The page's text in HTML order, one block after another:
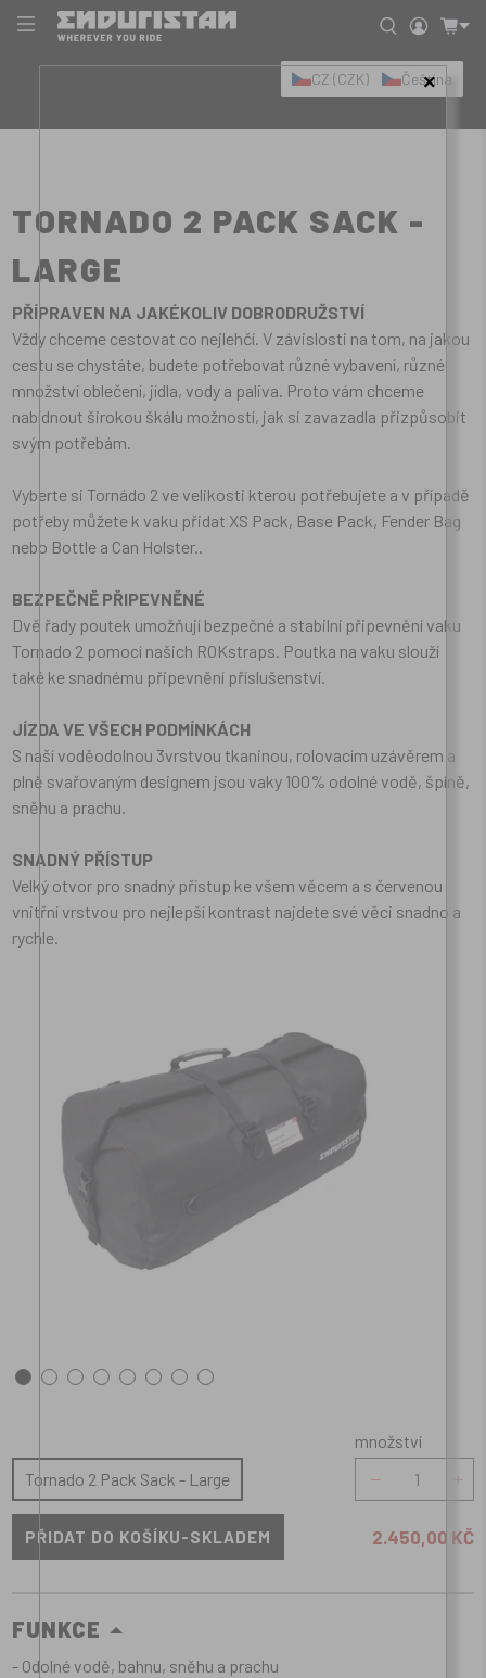
Tornado 2 Pack Sack - Large
množství
množství
2.450,00 KČ
TORNADO 2 PACK SACK -
LARGE
PŘÍPRAVEN NA JAKÉKOLIV DOBRODRUŽSTVÍ
Vždy chceme cestovat co nejlehčí. V závislosti na tom, na jakou
cestu se chystáte, budete potřebovat různé vybavení, různé
množství oblečení, jídla, vody a paliva. Proto vám chceme
nabídnout širokou škálu možností, jak si zavazadla přizpůsobit
svým potřebám.
Vyberte si Tornádo 2 ve velikosti kterou potřebujete a v případě
potřeby můžete k vaku přidat XS Pack, Base Pack, Fender Bag
nebo Bottle a Can Holster..
BEZPEČNĚ PŘIPEVNĚNÉ
Dvě řady poutek umožňují bezpečné a stabilní připevnění vaku
Tornado 2 pomocí našich ROKstraps. Poutka na vaku slouží
také ke snadnému připevnění příslušenství.
JÍZDA VE VŠECH PODMÍNKÁCH
S naší voděodolnou 3vrstvou tkaninou, rolovacím uzávěrem a
plně svařovaným designem jsou vaky 100% odolné vodě, špíně,
sněhu a prachu.
SNADNÝ PŘÍSTUP
Velký otvor pro snadný přístup ke všem věcem a s červenou
vnitřní vrstvou pro nejlepší kontrast najdete své věci snadno a
rychle.
FUNKCE
- Odolné vodě, bahnu, sněhu a prachu
CZ (CZK) Čeština
×